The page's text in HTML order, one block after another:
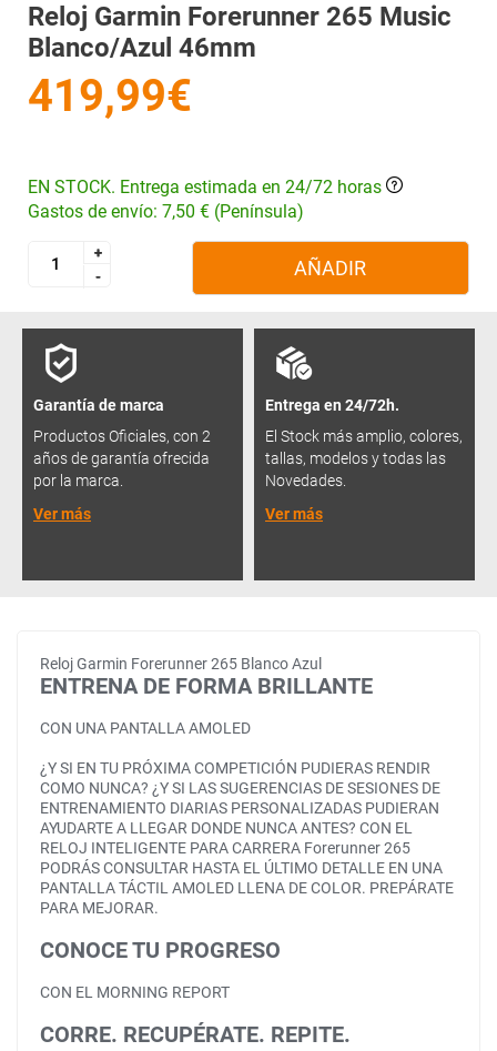
Reloj Garmin Forerunner 265 Music
Blanco/Azul 46mm
419,99€
EN STOCK. Entrega estimada en 24/72 horas
Gastos de envío: 7,50 € (Península)
+
-
+
-
AÑADIR
Garantía de marca
Productos Oficiales, con 2
años de garantía ofrecida
por la marca.
Ver más
Entrega en 24/72h.
El Stock más amplio, colores,
tallas, modelos y todas las
Novedades.
Ver más
Reloj Garmin Forerunner 265 Blanco Azul
ENTRENA DE FORMA BRILLANTE
CON UNA PANTALLA AMOLED
¿Y SI EN TU PRÓXIMA COMPETICIÓN PUDIERAS RENDIR
COMO NUNCA? ¿Y SI LAS SUGERENCIAS DE SESIONES DE
ENTRENAMIENTO DIARIAS PERSONALIZADAS PUDIERAN
AYUDARTE A LLEGAR DONDE NUNCA ANTES? CON EL
RELOJ INTELIGENTE PARA CARRERA Forerunner 265
PODRÁS CONSULTAR HASTA EL ÚLTIMO DETALLE EN UNA
PANTALLA TÁCTIL AMOLED LLENA DE COLOR. PREPÁRATE
PARA MEJORAR.
CONOCE TU PROGRESO
CON EL MORNING REPORT
CORRE. RECUPÉRATE. REPITE.